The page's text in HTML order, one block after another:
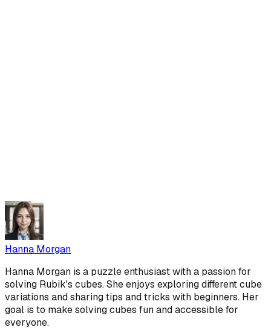
Hanna Morgan
Hanna Morgan is a puzzle enthusiast with a passion for
solving Rubik's cubes. She enjoys exploring different cube
variations and sharing tips and tricks with beginners. Her
goal is to make solving cubes fun and accessible for
everyone.